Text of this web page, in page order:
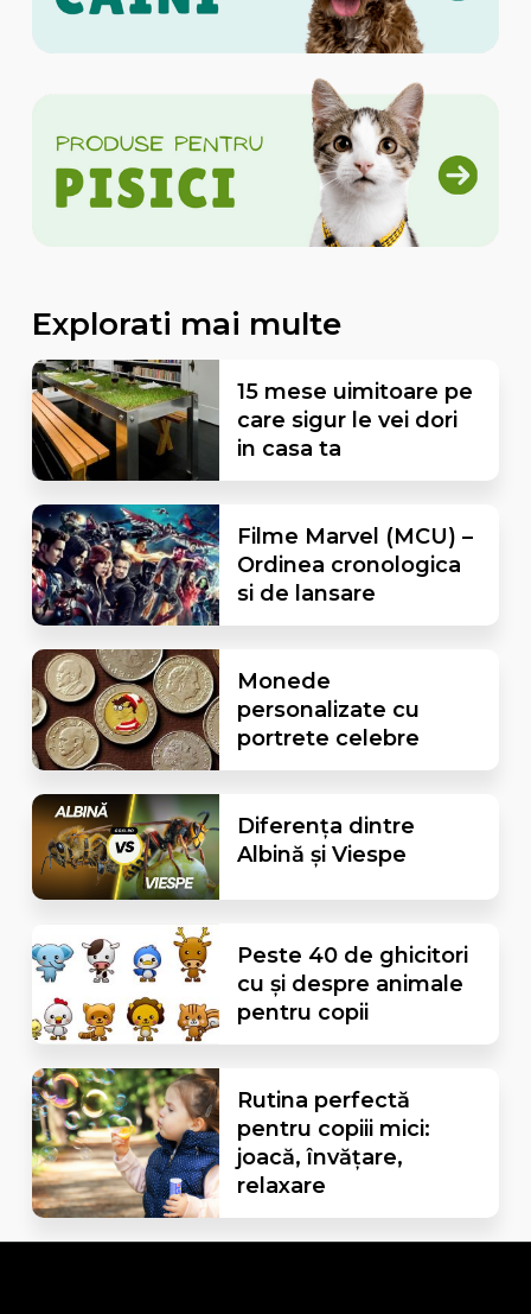
Explorati mai multe
15 mese uimitoare pe
care sigur le vei dori
in casa ta
Filme Marvel (MCU) –
Ordinea cronologica
si de lansare
Monede
personalizate cu
portrete celebre
Diferența dintre
Albină și Viespe
Peste 40 de ghicitori
cu și despre animale
pentru copii
Rutina perfectă
pentru copiii mici:
joacă, învățare,
relaxare